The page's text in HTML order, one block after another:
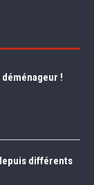
!
différents